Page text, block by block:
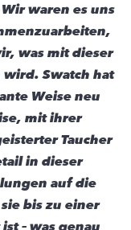
waren es uns
was mit dieser
Swatch hat
Weise neu
mit ihrer
Taucher
in dieser
auf die
bis zu einer